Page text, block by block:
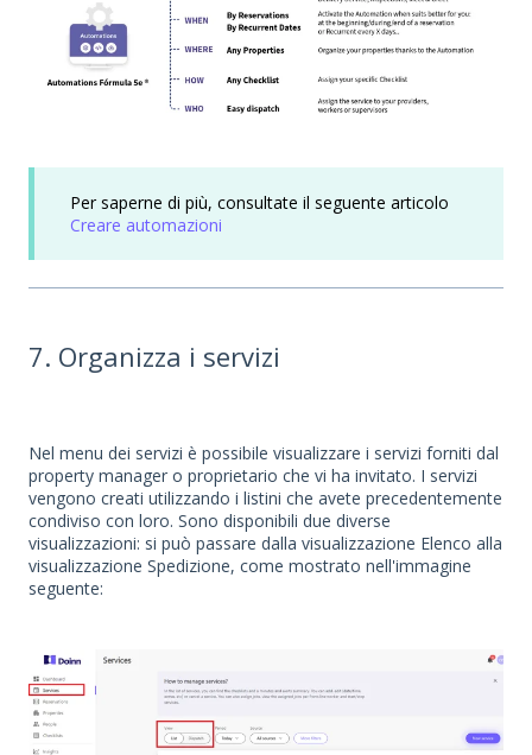
Per saperne di più, consultate il seguente articolo
Creare automazioni
7. Organizza i servizi
Nel menu dei servizi è possibile visualizzare i servizi forniti dal
property manager o proprietario che vi ha invitato. I servizi
vengono creati utilizzando i listini che avete precedentemente
condiviso con loro. Sono disponibili due diverse
visualizzazioni: si può passare dalla visualizzazione Elenco alla
visualizzazione Spedizione, come mostrato nell'immagine
seguente: